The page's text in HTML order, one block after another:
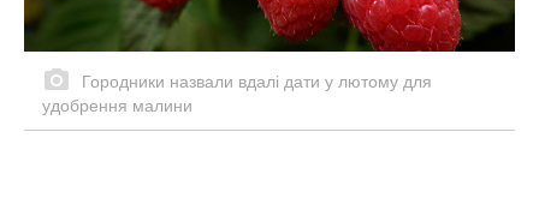
Городники назвали вдалі дати у лютому для
удобрення малини